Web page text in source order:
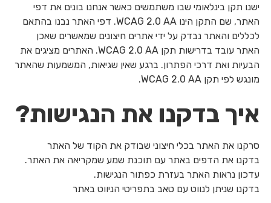
ישנו תקן בינלאומי שבו משתמשים כאשר אנחנו בונים את דפי
האתר, שם התקן הינו WCAG 2.0 AA. דפי האתר נבנו בהתאם
לכללים והאתר נבדק על ידי אתרים חיצונים שמאשרים שאכן
האתר עובד בדרישות תקן WCAG 2.0 AA. האתרים מציגים את
הבעיות ואת דרכי הפתרון. ברגע שאין שגיאות, המשמעות שהאתר
מונגש לפי תקן WCAG 2.0 AA.
איך בדקנו את הנגישות?
סרקנו את האתר בכלי חיצוני שבודק את הקוד של האתר
בדקנו את הדפים באתר עם תוכנת שמע שמקריאה את האתר.
עדכון נראות האתר בעזרת כפתור הנגישות.
בדקנו שניתן לנווט עם טאב בתפריטי הניווט באתר